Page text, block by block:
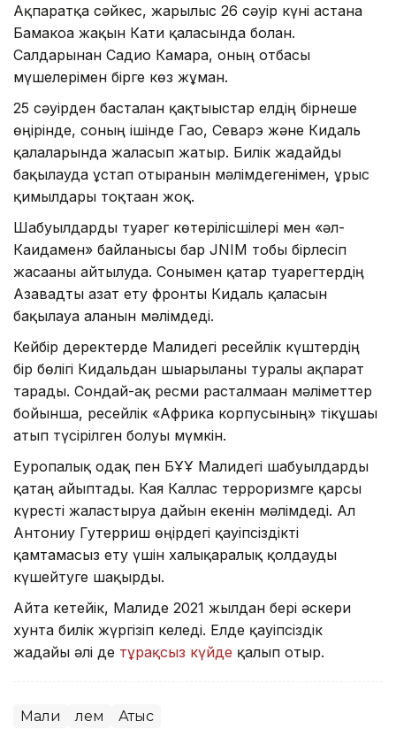
Ақпаратқа сәйкес, жарылыс 26 сәуір күні астана
Бамакоға жақын Кати қаласында болған.
Салдарынан Садио Камара, оның отбасы
мүшелерімен бірге көз жұмған.
25 сәуірден басталған қақтығыстар елдің бірнеше
өңірінде, соның ішінде Гао, Севарэ және Кидаль
қалаларында жалғасып жатыр. Билік жағдайды
бақылауда ұстап отырғанын мәлімдегенімен, ұрыс
қимылдары тоқтаған жоқ.
Шабуылдарды туарег көтерілісшілері мен «әл-
Каидамен» байланысы бар JNIM тобы бірлесіп
жасағаны айтылуда. Сонымен қатар туарегтердің
Азавадты азат ету фронты Кидаль қаласын
бақылауға алғанын мәлімдеді.
Кейбір деректерде Малидегі ресейлік күштердің
бір бөлігі Кидальдан шығарылғаны туралы ақпарат
тарады. Сондай-ақ ресми расталмаған мәліметтер
бойынша, ресейлік «Африка корпусының» тікұшағы
атып түсірілген болуы мүмкін.
Еуропалық одақ пен БҰҰ Малидегі шабуылдарды
қатаң айыптады. Кая Каллас терроризмге қарсы
күресті жалғастыруға дайын екенін мәлімдеді. Ал
Антониу Гутерриш өңірдегі қауіпсіздікті
қамтамасыз ету үшін халықаралық қолдауды
күшейтуге шақырды.
Айта кетейік, Малиде 2021 жылдан бері әскери
хунта билік жүргізіп келеді. Елде қауіпсіздік
жағдайы әлі де тұрақсыз күйде қалып отыр.
Мали Әлем Атыс